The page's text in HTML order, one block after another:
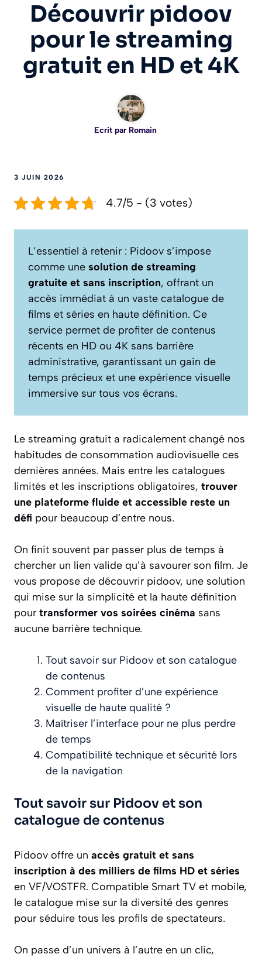
Découvrir pidoov
pour le streaming
gratuit en HD et 4K
Ecrit par Romain
3 JUIN 2026
4.7/5 - (3 votes)
L’essentiel à retenir : Pidoov s’impose
comme une solution de streaming
gratuite et sans inscription, offrant un
accès immédiat à un vaste catalogue de
films et séries en haute définition. Ce
service permet de profiter de contenus
récents en HD ou 4K sans barrière
administrative, garantissant un gain de
temps précieux et une expérience visuelle
immersive sur tous vos écrans.
Le streaming gratuit a radicalement changé nos
habitudes de consommation audiovisuelle ces
dernières années. Mais entre les catalogues
limités et les inscriptions obligatoires, trouver
une plateforme fluide et accessible reste un
défi pour beaucoup d’entre nous.
On finit souvent par passer plus de temps à
chercher un lien valide qu’à savourer son film. Je
vous propose de découvrir pidoov, une solution
qui mise sur la simplicité et la haute définition
pour transformer vos soirées cinéma sans
aucune barrière technique.
Tout savoir sur Pidoov et son catalogue
de contenus
Comment profiter d’une expérience
visuelle de haute qualité ?
Maîtriser l’interface pour ne plus perdre
de temps
Compatibilité technique et sécurité lors
de la navigation
Tout savoir sur Pidoov et son
catalogue de contenus
Pidoov offre un accès gratuit et sans
inscription à des milliers de films HD et séries
en VF/VOSTFR. Compatible Smart TV et mobile,
le catalogue mise sur la diversité des genres
pour séduire tous les profils de spectateurs.
On passe d’un univers à l’autre en un clic,